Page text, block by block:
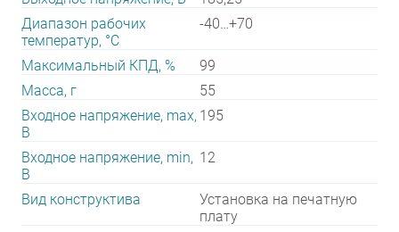
Диапазон рабочих
температур, °С
-40…+70
Максимальный КПД, %
99
Масса, г
55
Входное напряжение, max,
В
195
Входное напряжение, min,
В
12
Вид конструктива
Установка на печатную
плату